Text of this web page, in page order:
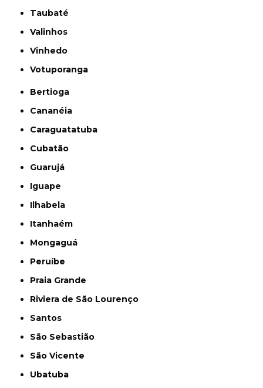
Taubaté
Valinhos
Vinhedo
Votuporanga
Bertioga
Cananéia
Caraguatatuba
Cubatão
Guarujá
Iguape
Ilhabela
Itanhaém
Mongaguá
Peruíbe
Praia Grande
Riviera de São Lourenço
Santos
São Sebastião
São Vicente
Ubatuba